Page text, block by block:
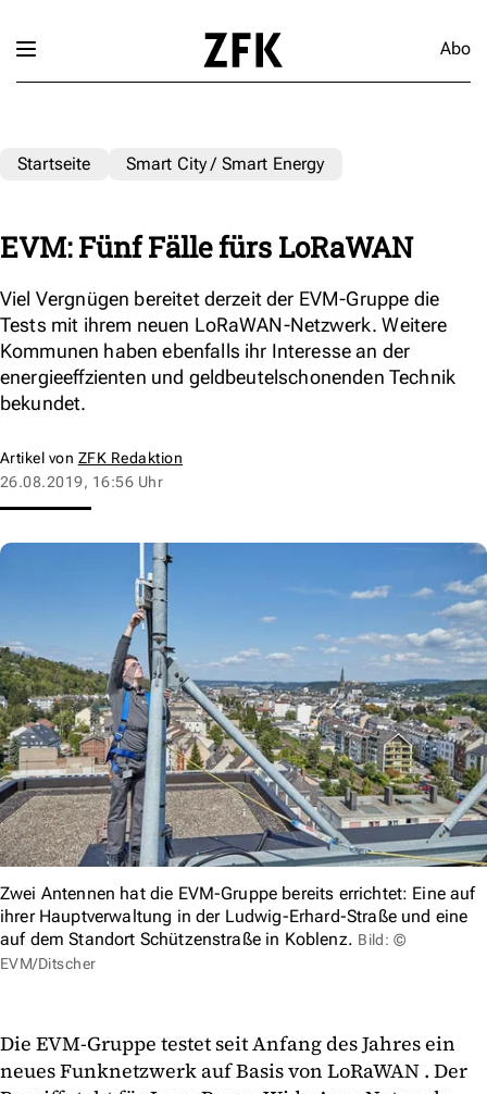
Abo
Startseite Smart City / Smart Energy
EVM: Fünf Fälle fürs LoRaWAN
Viel Vergnügen bereitet derzeit der EVM-Gruppe die
Tests mit ihrem neuen LoRaWAN-Netzwerk. Weitere
Kommunen haben ebenfalls ihr Interesse an der
energieeffzienten und geldbeutelschonenden Technik
bekundet.
Artikel von ZFK Redaktion
26.08.2019, 16:56 Uhr
Zwei Antennen hat die EVM-Gruppe bereits errichtet: Eine auf
ihrer Hauptverwaltung in der Ludwig-Erhard-Straße und eine
auf dem Standort Schützenstraße in Koblenz. Bild: ©
EVM/Ditscher
Die EVM-Gruppe testet seit Anfang des Jahres ein
neues Funknetzwerk auf Basis von LoRaWAN . Der